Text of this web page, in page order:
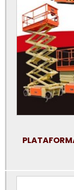
Locação de
Locação de pta
Locação plataforma
Locação
Locação plataforma
Onde alugar